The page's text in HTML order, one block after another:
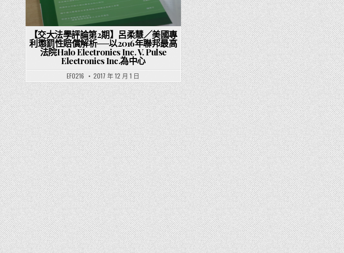
【交大法學評論第2期】呂柔慧／美國專
利懲罰性賠償解析──以2016年聯邦最高
法院Halo Electronics Inc. V. Pulse
Electronics Inc.為中心
EF0216 2017 年 12 月 1 日